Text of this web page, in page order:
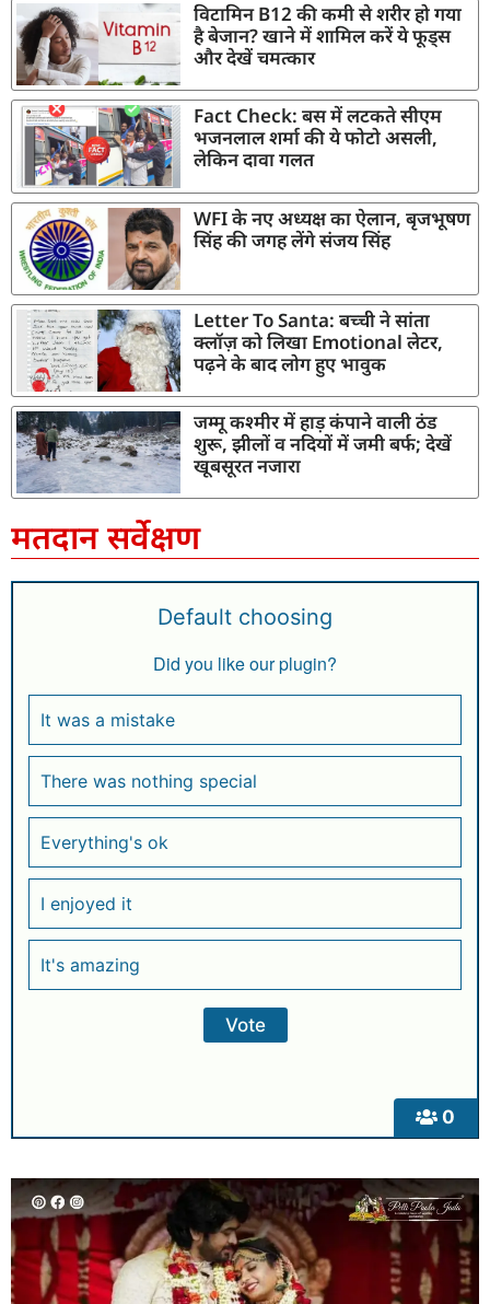
विटामिन B12 की कमी से शरीर हो गया
है बेजान? खाने में शामिल करें ये फूड्स
और देखें चमत्कार
Fact Check: बस में लटकते सीएम
भजनलाल शर्मा की ये फोटो असली,
लेकिन दावा गलत
WFI के नए अध्यक्ष का ऐलान, बृजभूषण
सिंह की जगह लेंगे संजय सिंह
Letter To Santa: बच्ची ने सांता
क्लॉज़ को लिखा Emotional लेटर,
पढ़ने के बाद लोग हुए भावुक
जम्मू कश्मीर में हाड़ कंपाने वाली ठंड
शुरू, झीलों व नदियों में जमी बर्फ; देखें
खूबसूरत नजारा
मतदान सर्वेक्षण
0
Default choosing
Did you like our plugin?
It was a mistake
There was nothing special
Everything's ok
I enjoyed it
It's amazing